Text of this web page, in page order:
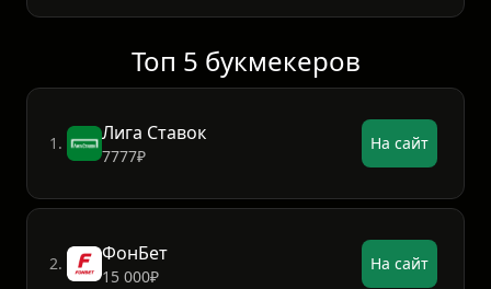
Топ 5 букмекеров
1. Лига Ставок
7777₽
На сайт
2. ФонБет
15 000₽
На сайт